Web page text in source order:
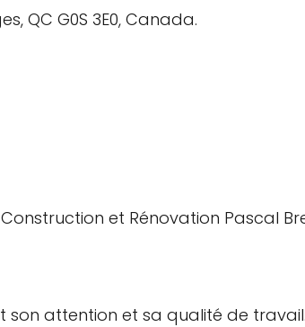
QC G0S 3E0, Canada.
Construction et Rénovation Pascal
son attention et sa qualité de